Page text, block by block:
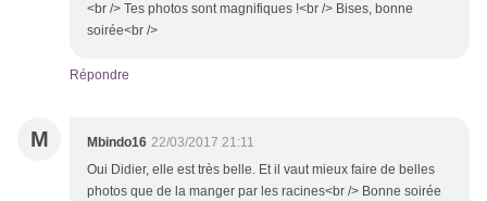
<br /> Tes photos sont magnifiques !<br /> Bises, bonne
soirée<br />
Répondre
M Mbindo16 22/03/2017 21:11
Oui Didier, elle est très belle. Et il vaut mieux faire de belles
photos que de la manger par les racines<br /> Bonne soirée